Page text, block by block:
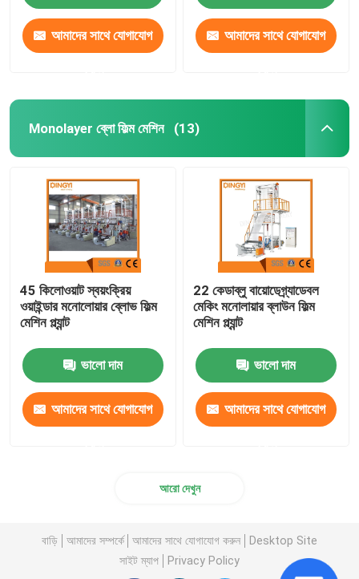
আমাদের সাথে যোগাযোগ আমাদের সাথে যোগাযোগ
Monolayer ব্লো ফিল্ম মেশিন (13)
45 কিলোওয়াট স্বয়ংক্রিয়
ওয়াইন্ডার মনোলোয়ার ব্লোভ ফিল্ম
মেশিন প্ল্যান্ট
ভালো দাম
আমাদের সাথে যোগাযোগ
22 কেডাব্লু বায়োডেগ্র্যাডেবল
মেকিং মনোলায়ার ব্লাউন ফিল্ম
মেশিন প্ল্যান্ট
ভালো দাম
আমাদের সাথে যোগাযোগ
আরো দেখুন
বাড়ি আমাদের সম্পর্কে আমাদের সাথে যোগাযোগ করুন
Desktop Site
সাইট ম্যাপ
Privacy Policy